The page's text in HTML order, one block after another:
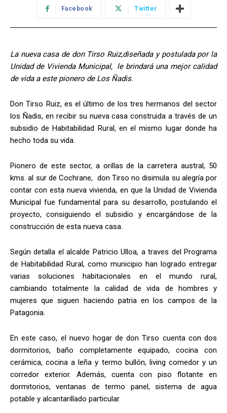
Facebook Twitter
La nueva casa de don Tirso Ruiz,diseñada y postulada por la
Unidad de Vivienda Municipal, le brindará una mejor calidad
de vida a este pionero de Los Ñadis.
Don Tirso Ruiz, es el último de los tres hermanos del sector
los Ñadis, en recibir su nueva casa construida a través de un
subsidio de Habitabilidad Rural, en el mismo lugar donde ha
hecho toda su vida.
Pionero de este sector, a orillas de la carretera austral, 50
kms. al sur de Cochrane, don Tirso no disimula su alegría por
contar con esta nueva vivienda, en que la Unidad de Vivienda
Municipal fue fundamental para su desarrollo, postulando el
proyecto, consiguiendo el subsidio y encargándose de la
construcción de esta nueva casa.
Según detalla el alcalde Patricio Ulloa, a traves del Programa
de Habitabilidad Rural, como municipio han logrado entregar
varias soluciones habitacionales en el mundo rural,
cambiando totalmente la calidad de vida de hombres y
mujeres que siguen haciendo patria en los campos de la
Patagonia.
En este caso, el nuevo hogar de don Tirso cuenta con dos
dormitorios, baño completamente equipado, cocina con
cerámica, cocina a leña y termo bullón, living comedor y un
corredor exterior. Además, cuenta con piso flotante en
dormitorios, ventanas de termo panel, sistema de agua
potable y alcantarillado particular.